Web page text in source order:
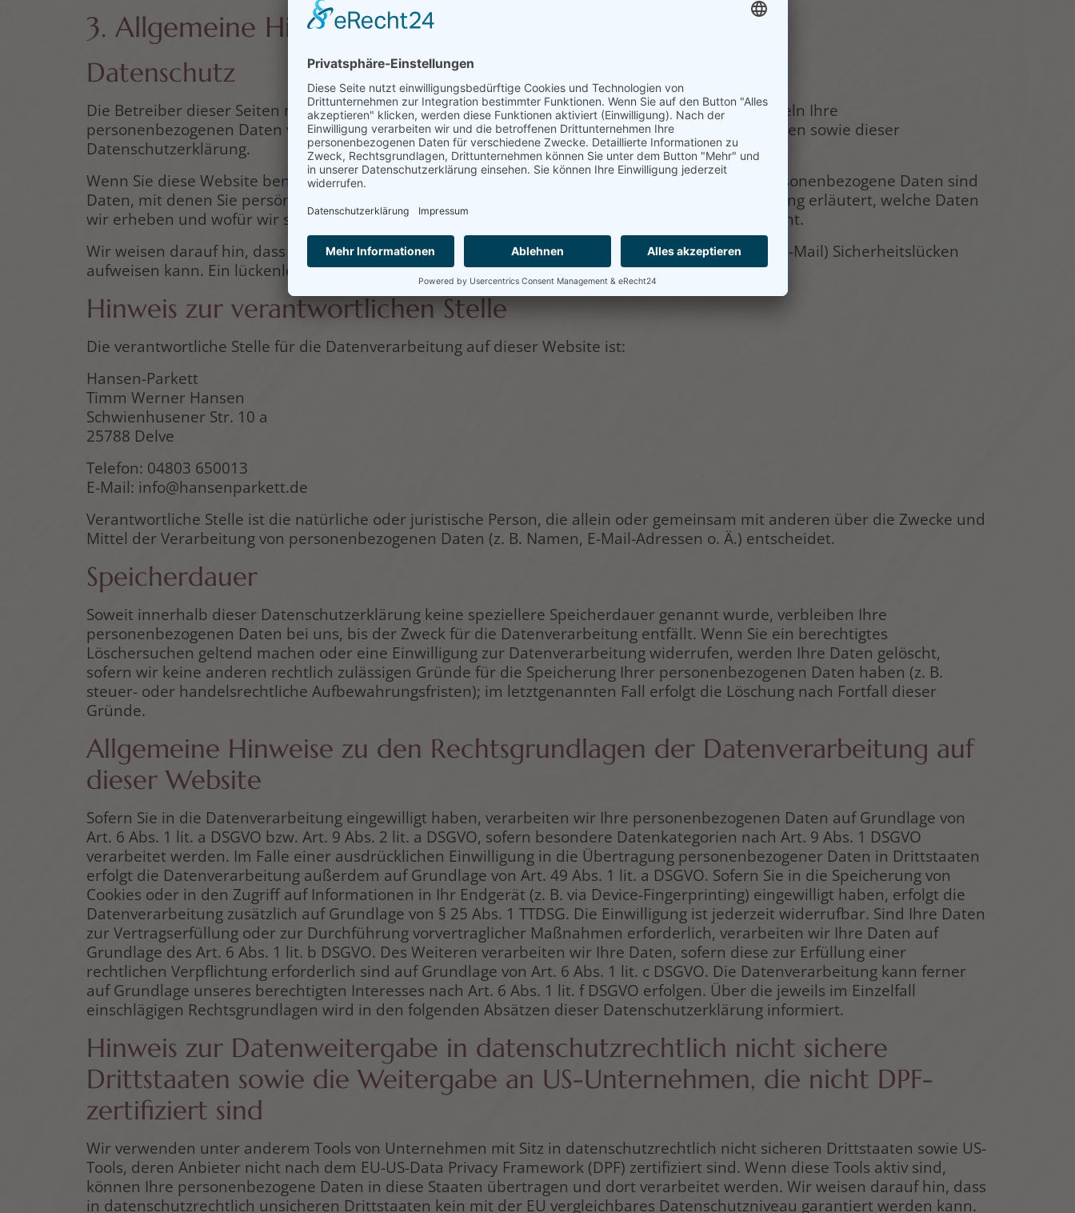
3. Allgemeine Hinweise und Pflicht­informationen
Datenschutz
Die Betreiber dieser Seiten nehmen den Schutz Ihrer persönlichen Daten sehr ernst. Wir behandeln Ihre
personenbezogenen Daten vertraulich und entsprechend den gesetzlichen Datenschutzvorschriften sowie dieser
Datenschutzerklärung.
Wenn Sie diese Website benutzen, werden verschiedene personenbezogene Daten erhoben. Personenbezogene Daten sind
Daten, mit denen Sie persönlich identifiziert werden können. Die vorliegende Datenschutzerklärung erläutert, welche Daten
wir erheben und wofür wir sie nutzen. Sie erläutert auch, wie und zu welchem Zweck das geschieht.
Wir weisen darauf hin, dass die Datenübertragung im Internet (z. B. bei der Kommunikation per E-Mail) Sicherheitslücken
aufweisen kann. Ein lückenloser Schutz der Daten vor dem Zugriff durch Dritte ist nicht möglich.
Hinweis zur verantwortlichen Stelle
Die verantwortliche Stelle für die Datenverarbeitung auf dieser Website ist:
Hansen-Parkett
Timm Werner Hansen
Schwienhusener Str. 10 a
25788 Delve
Telefon: 04803 650013
E-Mail: info@hansenparkett.de
Verantwortliche Stelle ist die natürliche oder juristische Person, die allein oder gemeinsam mit anderen über die Zwecke und
Mittel der Verarbeitung von personenbezogenen Daten (z. B. Namen, E-Mail-Adressen o. Ä.) entscheidet.
Speicherdauer
Soweit innerhalb dieser Datenschutzerklärung keine speziellere Speicherdauer genannt wurde, verbleiben Ihre
personenbezogenen Daten bei uns, bis der Zweck für die Datenverarbeitung entfällt. Wenn Sie ein berechtigtes
Löschersuchen geltend machen oder eine Einwilligung zur Datenverarbeitung widerrufen, werden Ihre Daten gelöscht,
sofern wir keine anderen rechtlich zulässigen Gründe für die Speicherung Ihrer personenbezogenen Daten haben (z. B.
steuer- oder handelsrechtliche Aufbewahrungsfristen); im letztgenannten Fall erfolgt die Löschung nach Fortfall dieser
Gründe.
Allgemeine Hinweise zu den Rechtsgrundlagen der Datenverarbeitung auf
dieser Website
Sofern Sie in die Datenverarbeitung eingewilligt haben, verarbeiten wir Ihre personenbezogenen Daten auf Grundlage von
Art. 6 Abs. 1 lit. a DSGVO bzw. Art. 9 Abs. 2 lit. a DSGVO, sofern besondere Datenkategorien nach Art. 9 Abs. 1 DSGVO
verarbeitet werden. Im Falle einer ausdrücklichen Einwilligung in die Übertragung personenbezogener Daten in Drittstaaten
erfolgt die Datenverarbeitung außerdem auf Grundlage von Art. 49 Abs. 1 lit. a DSGVO. Sofern Sie in die Speicherung von
Cookies oder in den Zugriff auf Informationen in Ihr Endgerät (z. B. via Device-Fingerprinting) eingewilligt haben, erfolgt die
Datenverarbeitung zusätzlich auf Grundlage von § 25 Abs. 1 TTDSG. Die Einwilligung ist jederzeit widerrufbar. Sind Ihre Daten
zur Vertragserfüllung oder zur Durchführung vorvertraglicher Maßnahmen erforderlich, verarbeiten wir Ihre Daten auf
Grundlage des Art. 6 Abs. 1 lit. b DSGVO. Des Weiteren verarbeiten wir Ihre Daten, sofern diese zur Erfüllung einer
rechtlichen Verpflichtung erforderlich sind auf Grundlage von Art. 6 Abs. 1 lit. c DSGVO. Die Datenverarbeitung kann ferner
auf Grundlage unseres berechtigten Interesses nach Art. 6 Abs. 1 lit. f DSGVO erfolgen. Über die jeweils im Einzelfall
einschlägigen Rechtsgrundlagen wird in den folgenden Absätzen dieser Datenschutzerklärung informiert.
Hinweis zur Datenweitergabe in datenschutzrechtlich nicht sichere
Drittstaaten sowie die Weitergabe an US-Unternehmen, die nicht DPF-
zertifiziert sind
Wir verwenden unter anderem Tools von Unternehmen mit Sitz in datenschutzrechtlich nicht sicheren Drittstaaten sowie US-
Tools, deren Anbieter nicht nach dem EU-US-Data Privacy Framework (DPF) zertifiziert sind. Wenn diese Tools aktiv sind,
können Ihre personenbezogene Daten in diese Staaten übertragen und dort verarbeitet werden. Wir weisen darauf hin, dass
in datenschutzrechtlich unsicheren Drittstaaten kein mit der EU vergleichbares Datenschutzniveau garantiert werden kann.